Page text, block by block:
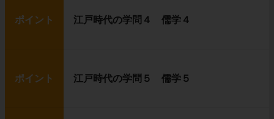
ポイント 江戸時代の学問４ 儒学４
ポイント 江戸時代の学問５ 儒学５